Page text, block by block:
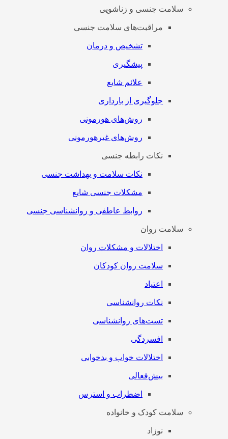
سلامت جنسی و زناشویی
مراقبت‌های سلامت جنسی
تشخیص و درمان
پیشگیری
علائم شایع
جلوگیری از بارداری
روش‌های هورمونی
روش‌های غیرهورمونی
نکات رابطه جنسی
نکات سلامت و بهداشت جنسی
مشکلات جنسی شایع
روابط عاطفی و روانشناسی جنسی
سلامت روان
اختلالات و مشکلات روان
سلامت روان کودکان
اعتیاد
نکات روانشناسی
تست‌های روانشناسی
افسردگی
اختلالات خواب و بدخوابی
بیش‌فعالی
اضطراب و استرس
سلامت کودک و خانواده
نوزاد